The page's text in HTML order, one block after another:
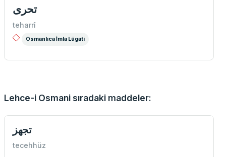
تحرى
teharrî
Osmanlıca İmla Lügati
Lehce-i Osmani sıradaki maddeler:
تجهز
tecehhüz